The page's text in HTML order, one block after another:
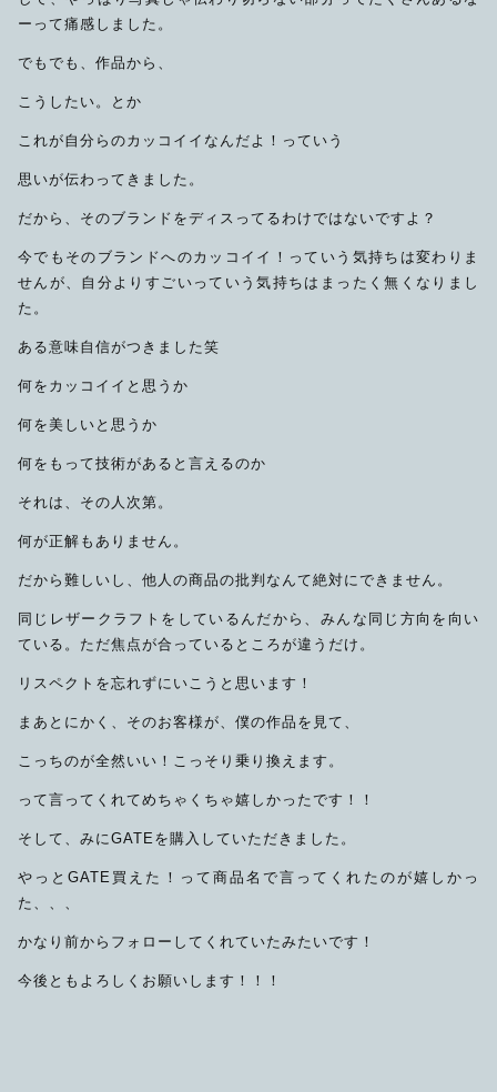
ーって痛感しました。
でもでも、作品から、
こうしたい。とか
これが自分らのカッコイイなんだよ！っていう
思いが伝わってきました。
だから、そのブランドをディスってるわけではないですよ？
今でもそのブランドへのカッコイイ！っていう気持ちは変わりま
せんが、自分よりすごいっていう気持ちはまったく無くなりまし
た。
ある意味自信がつきました笑
何をカッコイイと思うか
何を美しいと思うか
何をもって技術があると言えるのか
それは、その人次第。
何が正解もありません。
だから難しいし、他人の商品の批判なんて絶対にできません。
同じレザークラフトをしているんだから、みんな同じ方向を向い
ている。ただ焦点が合っているところが違うだけ。
リスペクトを忘れずにいこうと思います！
まあとにかく、そのお客様が、僕の作品を見て、
こっちのが全然いい！こっそり乗り換えます。
って言ってくれてめちゃくちゃ嬉しかったです！！
そして、みにGATEを購入していただきました。
やっとGATE買えた！って商品名で言ってくれたのが嬉しかっ
た、、、
かなり前からフォローしてくれていたみたいです！
今後ともよろしくお願いします！！！